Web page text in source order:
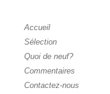
Accueil
Sélection
Quoi de neuf?
Commentaires
Contactez-nous